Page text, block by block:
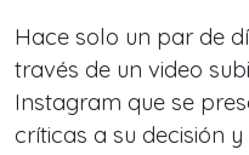
Hace solo un par de
través de un video
Instagram que se
críticas a su decisión